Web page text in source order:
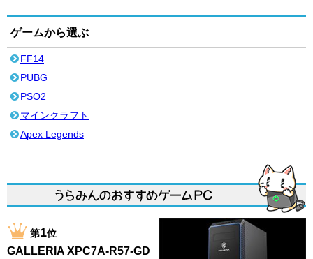
ゲームから選ぶ
FF14
PUBG
PSO2
マインクラフト
Apex Legends
第1位
GALLERIA XPC7A-R57-GD